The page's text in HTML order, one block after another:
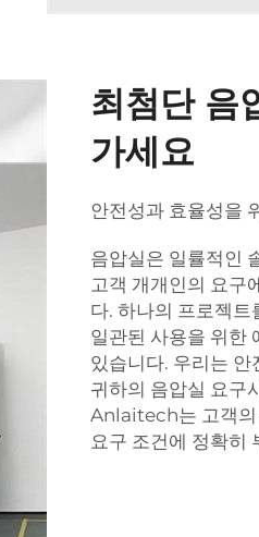
최첨단 음
가세요
안전성과 효율성을
음압실은 일률적인
고객 개개인의 요구
다. 하나의 프로젝
일관된 사용을 위한
있습니다. 우리는
귀하의 음압실 요구
Anlaitech는 고객의
요구 조건에 정확히